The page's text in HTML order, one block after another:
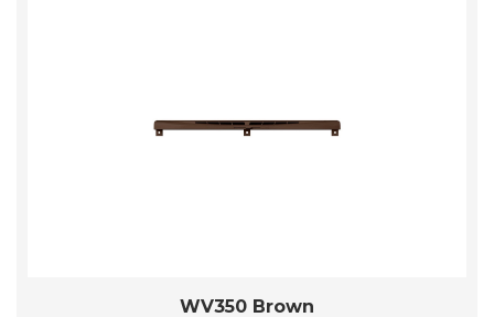
WV350 Brown